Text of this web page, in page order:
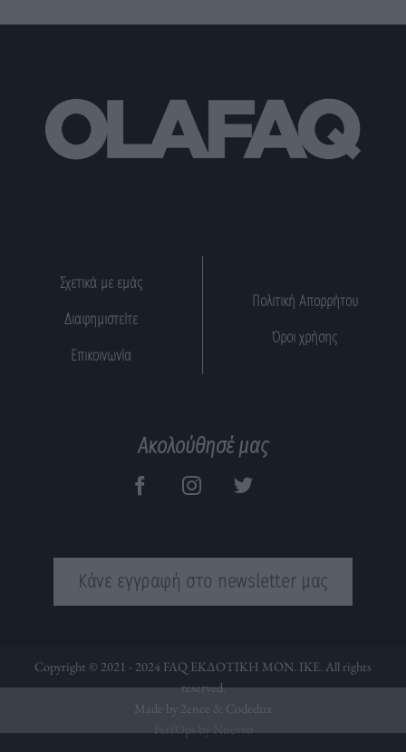
Σχετικά με εμάς
Διαφημιστείτε
Επικοινωνία
Πολιτική Απορρήτου
Όροι χρήσης
Ακολούθησέ μας
Κάνε εγγραφή στο newsletter μας
Copyright © 2021 - 2024 FAQ ΕΚΔΟΤΙΚΗ ΜΟΝ. ΙΚΕ. All rights
reserved.
Made by 2ence & Codedux
PerfOps by Nuevvo